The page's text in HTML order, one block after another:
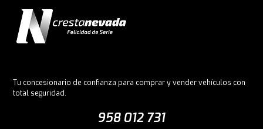
Tu concesionario de confianza para comprar y vender vehículos con
total seguridad.
958 012 731